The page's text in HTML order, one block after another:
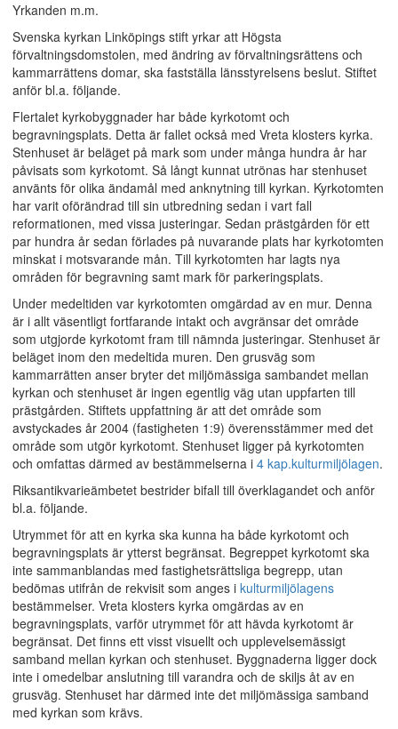
Yrkanden m.m.
Svenska kyrkan Linköpings stift yrkar att Högsta
förvaltningsdomstolen, med ändring av förvaltningsrättens och
kammarrättens domar, ska fastställa länsstyrelsens beslut. Stiftet
anför bl.a. följande.
Flertalet kyrkobyggnader har både kyrkotomt och
begravningsplats. Detta är fallet också med Vreta klosters kyrka.
Stenhuset är beläget på mark som under många hundra år har
påvisats som kyrkotomt. Så långt kunnat utrönas har stenhuset
använts för olika ändamål med anknytning till kyrkan. Kyrkotomten
har varit oförändrad till sin utbredning sedan i vart fall
reformationen, med vissa justeringar. Sedan prästgården för ett
par hundra år sedan förlades på nuvarande plats har kyrkotomten
minskat i motsvarande mån. Till kyrkotomten har lagts nya
områden för begravning samt mark för parkeringsplats.
Under medeltiden var kyrkotomten omgärdad av en mur. Denna
är i allt väsentligt fortfarande intakt och avgränsar det område
som utgjorde kyrkotomt fram till nämnda justeringar. Stenhuset är
beläget inom den medeltida muren. Den grusväg som
kammarrätten anser bryter det miljömässiga sambandet mellan
kyrkan och stenhuset är ingen egentlig väg utan uppfarten till
prästgården. Stiftets uppfattning är att det område som
avstyckades år 2004 (fastigheten 1:9) överensstämmer med det
område som utgör kyrkotomt. Stenhuset ligger på kyrkotomten
och omfattas därmed av bestämmelserna i 4 kap.kulturmiljölagen.
Riksantikvarieämbetet bestrider bifall till överklagandet och anför
bl.a. följande.
Utrymmet för att en kyrka ska kunna ha både kyrkotomt och
begravningsplats är ytterst begränsat. Begreppet kyrkotomt ska
inte sammanblandas med fastighetsrättsliga begrepp, utan
bedömas utifrån de rekvisit som anges i kulturmiljölagens
bestämmelser. Vreta klosters kyrka omgärdas av en
begravningsplats, varför utrymmet för att hävda kyrkotomt är
begränsat. Det finns ett visst visuellt och upplevelsemässigt
samband mellan kyrkan och stenhuset. Byggnaderna ligger dock
inte i omedelbar anslutning till varandra och de skiljs åt av en
grusväg. Stenhuset har därmed inte det miljömässiga samband
med kyrkan som krävs.